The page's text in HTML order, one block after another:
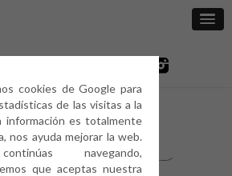
cookies de Google para
de las visitas a la
información es totalmente
nos ayuda mejorar la web.
navegando,
que aceptas nuestra